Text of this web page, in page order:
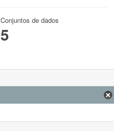
Conjuntos de dados
5